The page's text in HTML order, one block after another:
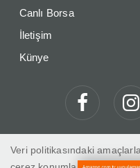
Canlı Borsa
İletişim
Künye
Veri politikasındaki